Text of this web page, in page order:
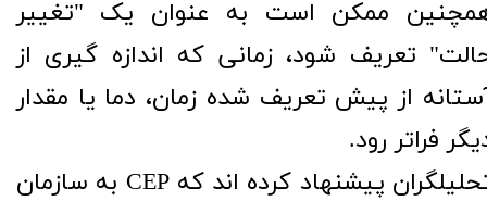
ممکن است به عنوان یک "تغییر
تعریف شود، زمانی که اندازه گیری از
از پیش تعریف شده زمان، دما یا مقدار
فراتر رود.
تحلیلگران پیشنهاد کرده اند که CEP به سازمان